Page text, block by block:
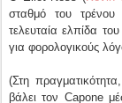
σταθμό του τρένου
τελευταία ελπίδα
για φορολογικούς
(Στη
βάλει τον Capone